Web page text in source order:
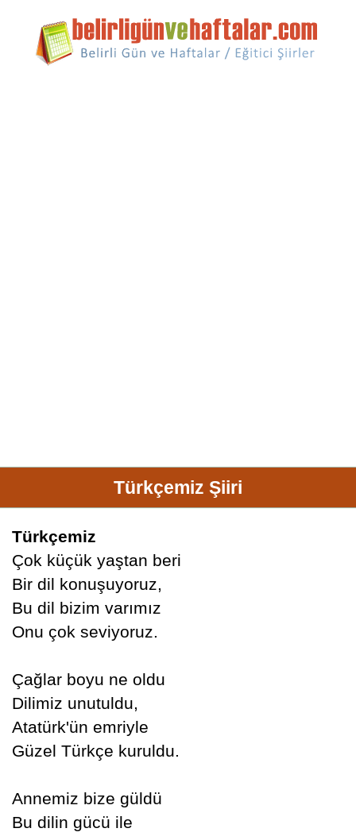
Türkçemiz Şiiri
Türkçemiz
Çok küçük yaştan beri
Bir dil konuşuyoruz,
Bu dil bizim varımız
Onu çok seviyoruz.
Çağlar boyu ne oldu
Dilimiz unutuldu,
Atatürk'ün emriyle
Güzel Türkçe kuruldu.
Annemiz bize güldü
Bu dilin gücü ile